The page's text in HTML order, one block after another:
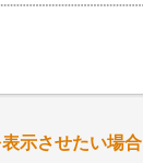
示させたい場合